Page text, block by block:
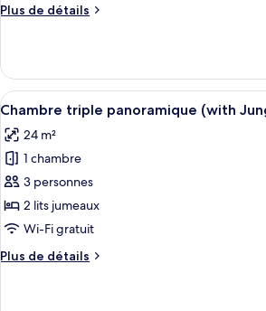
chambre :
avec
lits
jumeaux
(with
Jungfrau
view)
Plus de détails
Plus
Chambre
Confort
avec
jumeaux
(with
Jungfrau
view)
Afficher
toutes
les
photos
pour
ce
type
chambre :
Une
12
Chambre triple panoramique (with
24 m²
1 chambre
3 personnes
2 lits jumeaux
Wi-Fi gratuit
Plus de détails
Plus